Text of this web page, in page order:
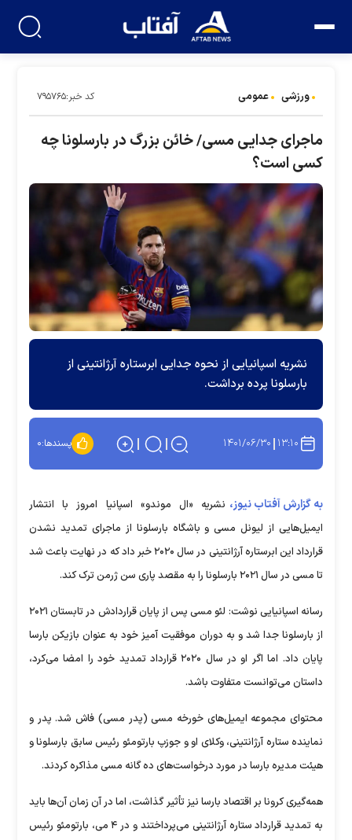
ورزشی عمومی کد خبر:۷۹۵۷۶۵
ماجرای جدایی مسی/ خائن بزرگ در بارسلونا چه
کسی است؟
نشریه اسپانیایی از نحوه جدایی ابرستاره آرژانتینی از
بارسلونا پرده برداشت.
۱۳:۱۰ ۱۴۰۱/۰۶/۳۰ پسندها:۰
به گزارش آفتاب نیوز، نشریه «ال موندو» اسپانیا امروز با انتشار
ایمیل‌هایی از لیونل مسی و باشگاه بارسلونا از ماجرای تمدید نشدن
قرارداد این ابرستاره آرژانتینی در سال ۲۰۲۰ خبر داد که در نهایت باعث شد
تا مسی در سال ۲۰۲۱ بارسلونا را به مقصد پاری سن ژرمن ترک کند.
رسانه اسپانیایی نوشت: لئو مسی پس از پایان قراردادش در تابستان ۲۰۲۱
از بارسلونا جدا شد و به دوران موفقیت آمیز خود به عنوان بازیکن بارسا
پایان داد. اما اگر او در سال ۲۰۲۰ قرارداد تمدید خود را امضا می‌کرد،
داستان می‌توانست متفاوت باشد.
محتوای مجموعه ایمیل‌های خورخه مسی (پدر مسی) فاش شد. پدر و
نماینده ستاره آرژانتینی، وکلای او و جوزپ بارتومئو رئیس سابق بارسلونا و
هیئت مدیره بارسا در مورد درخواست‌های ده گانه مسی مذاکره کردند.
همه‌گیری کرونا بر اقتصاد بارسا نیز تأثیر گذاشت، اما در آن زمان آن‌ها باید
به تمدید قرارداد ستاره آرژانتینی می‌پرداختند و در ۴ می، بارتومئو رئیس